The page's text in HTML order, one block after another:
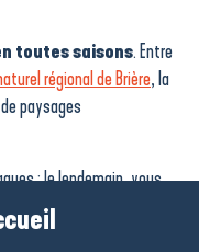
toutes saisons. Entre
régional de Brière, la
paysages
; le lendemain, vous
traversez des villages
préservée,